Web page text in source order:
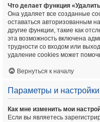
Что делает функция
Она удаляет все созданные
оставаться авторизованным
другие функции, такие как
эта возможность включена
трудности со входом или
удаление cookies может
Вернуться к началу
Параметры и
Как мне изменить мои
Если вы являетесь